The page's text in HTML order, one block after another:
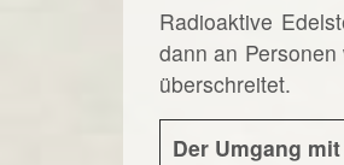
Radioaktive
dann an
überschreitet.
Der Umgang